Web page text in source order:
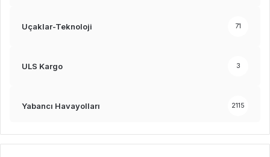
Uçaklar-Teknoloji 71
ULS Kargo 3
Yabancı Havayolları 2115